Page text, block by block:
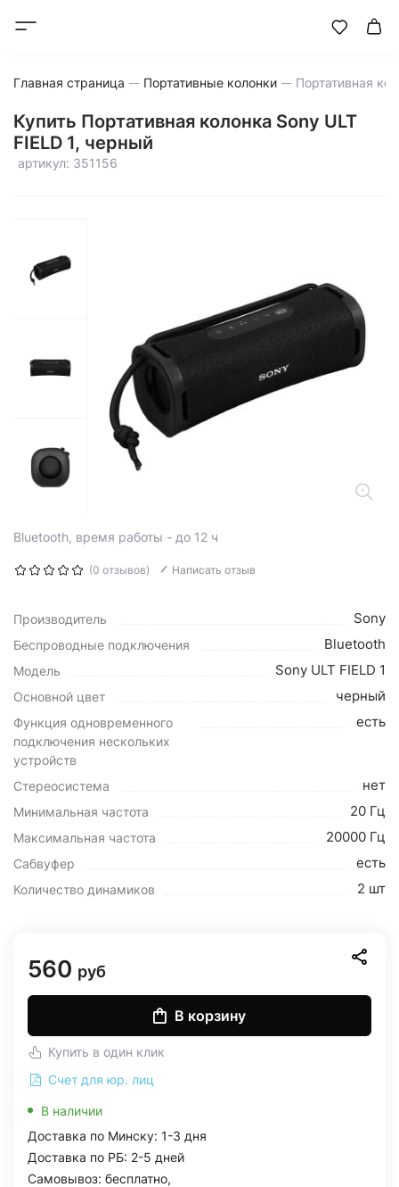
Главная страница Портативные колонки
Купить Портативная колонка Sony ULT
FIELD 1, черный
артикул: 351156
Bluetooth, время работы - до 12 ч
(0 отзывов) Написать отзыв
Производитель Sony
Беспроводные подключения Bluetooth
Модель Sony ULT FIELD 1
Основной цвет черный
Функция одновременного
подключения нескольких
устройств
есть
Стереосистема нет
Минимальная частота 20 Гц
Максимальная частота 20000 Гц
Сабвуфер есть
Количество динамиков 2 шт
560 руб
В корзину
Купить в один клик
Счет для юр. лиц
В наличии
Доставка по Минску: 1-3 дня
Доставка по РБ: 2-5 дней
Самовывоз: бесплатно,